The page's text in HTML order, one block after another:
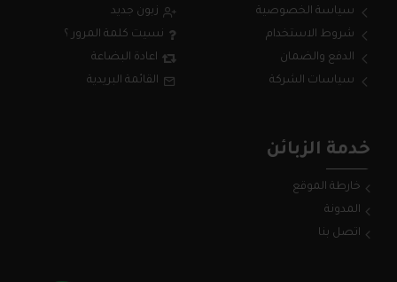
سياسة الخصوصية
شروط الاستخدام
الدفع والضمان
سياسات الشركة
زبون جديد
نسيت كلمة المرور ؟
اعادة البضاعة
القائمة البريدية
خدمة الزبائن
خارطة الموقع
المدونة
اتصل بنا